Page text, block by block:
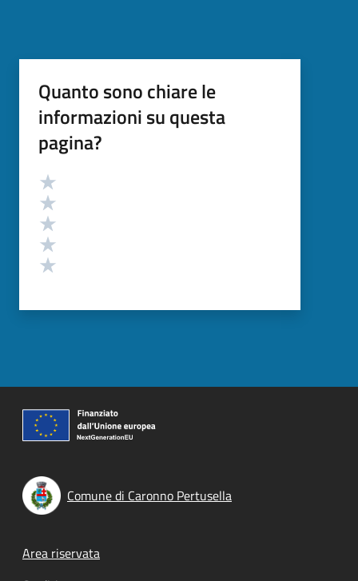
Quanto sono chiare le
informazioni su questa
pagina?
Valutazione
Comune di Caronno Pertusella
Footer menu
Area riservata